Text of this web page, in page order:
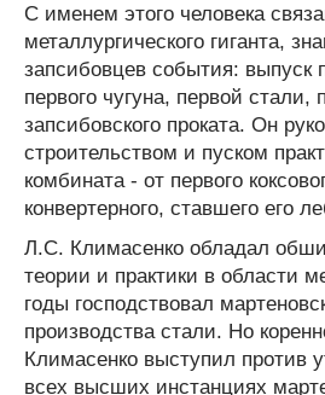
С именем этого человека
металлургического гиганта,
запсибовцев события: выпуск
первого чугуна, первой стали,
запсибовского проката. Он
строительством и пуском
комбината - от первого
конвертерного, ставшего его
Л.С. Климасенко обладал
теории и практики в области
годы господствовал
производства стали. Но
Климасенко выступил против
всех высших инстанциях